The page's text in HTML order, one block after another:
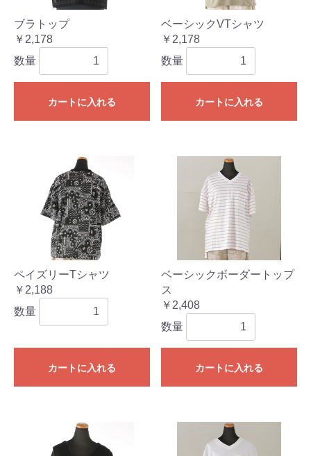
ブラトップ
￥2,178
数量
カートに入れる
ベーシックVTシャツ
￥2,178
数量
カートに入れる
ペイズリーTシャツ
￥2,188
数量
カートに入れる
ベーシックボーダートップ
ス
￥2,408
数量
カートに入れる